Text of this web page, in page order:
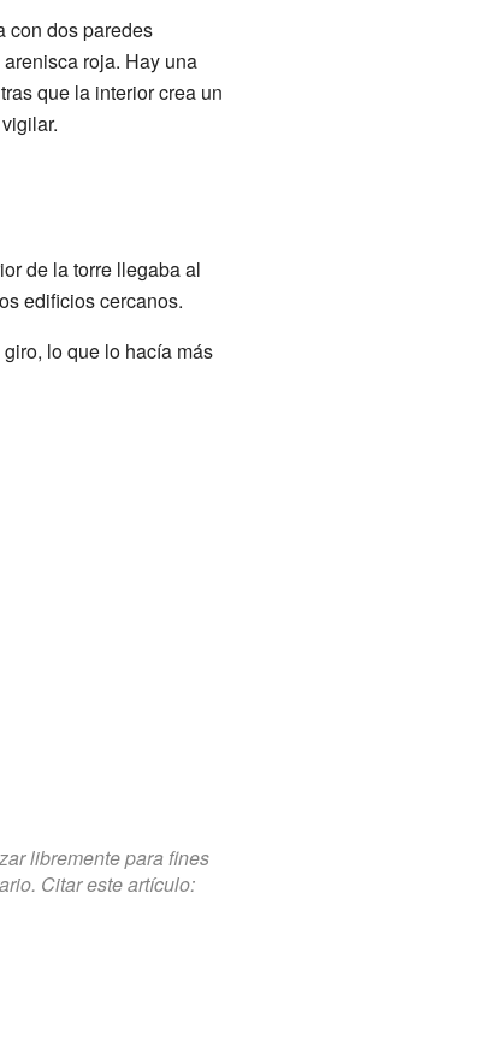
con dos paredes
roja. Hay una
que la interior crea un
de la torre llegaba al
edificios cercanos.
lo que lo hacía más
libremente para fines
Citar este artículo: